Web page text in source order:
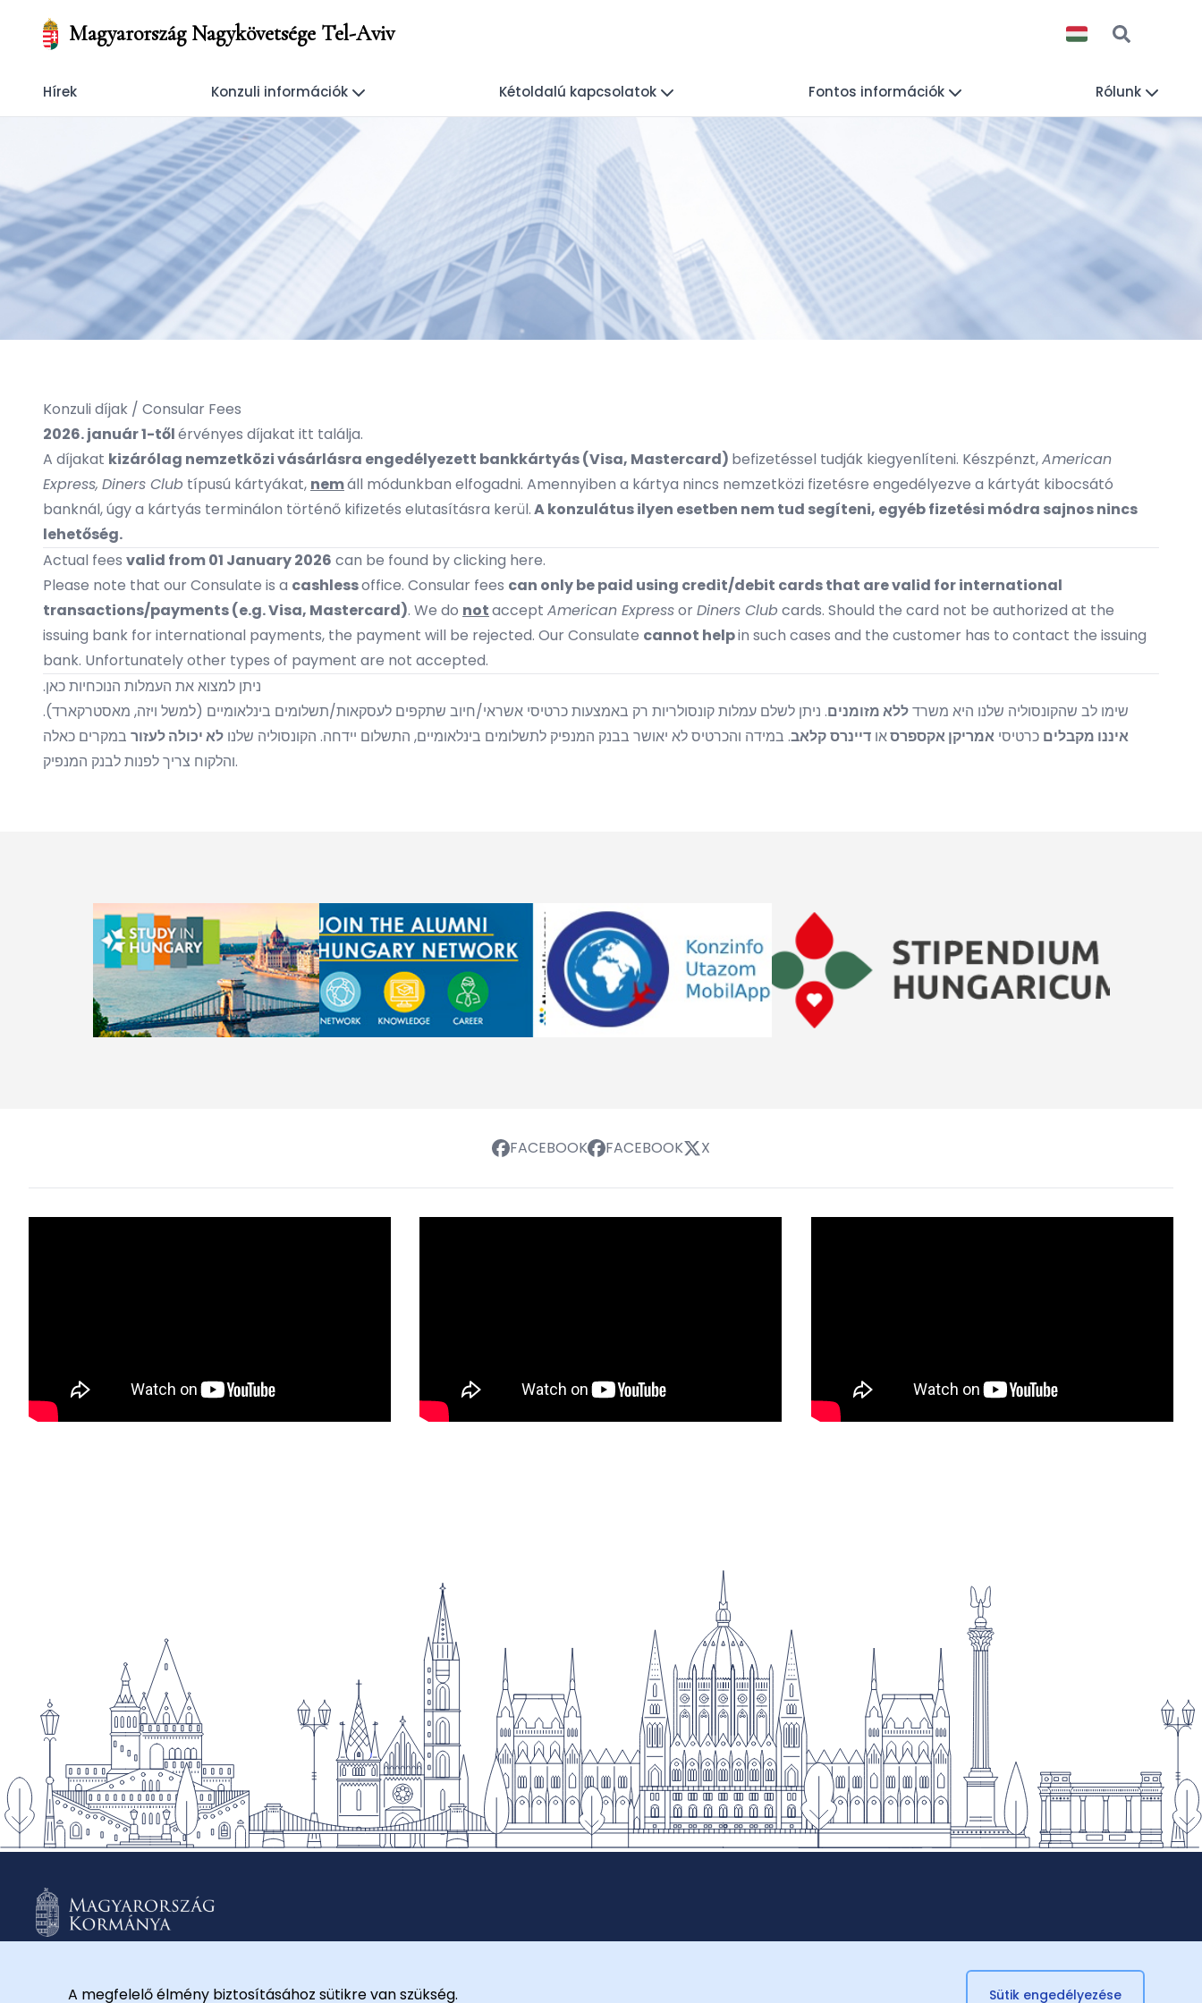
Magyarország Nagykövetsége Tel-Aviv
Hírek Konzuli információk Kétoldalú kapcsolatok Fontos információk Rólunk
Konzuli díjak / Consular Fees
2026. január 1-tőlérvényes díjakat itt találja.
A díjakat kizárólag nemzetközi vásárlásra engedélyezett bankkártyás (Visa, Mastercard) befizetéssel tudják kiegyenlíteni. Készpénzt,American
Express, Diners Club típusú kártyákat, nemáll módunkban elfogadni. Amennyiben a kártya nincs nemzetközi fizetésre engedélyezve a kártyát kibocsátó
banknál, úgy a kártyás terminálon történő kifizetés elutasításra kerül.A konzulátus ilyen esetben nem tud segíteni, egyéb fizetési módra sajnos nincs
lehetőség.
Actual fees valid from 01 January 2026 can be found byclicking here.
Please note that our Consulate is a cashlessoffice. Consular fees can only be paid using credit/debit cards that are valid for international
transactions/payments (e.g. Visa, Mastercard). We do notaccept American ExpressorDiners Club cards. Should the card not be authorized at the
issuing bank for international payments, the payment will be rejected. Our Consulate cannot helpin such cases and the customer has to contact the issuing
bank. Unfortunately other types of payment are not accepted.
.ניתן למצוא את העמלות הנוכחיותכאן
שימו לב שהקונסוליה שלנו היא משרדללא מזומנים. ניתן לשלם עמלות קונסולריות רק באמצעות כרטיסי אשראי/חיוב שתקפים לעסקאות/תשלומים בינלאומיים (למשל ויזה, מאסטרקארד).
איננו מקבלים כרטיסי אמריקן אקספרסאו דיינרסקלאב. במידה והכרטיס לא יאושר בבנק המנפיק לתשלומים בינלאומיים, התשלום יידחה. הקונסוליה שלנו לא יכולה לעזור במקרים כאלה
והלקוח צריך לפנות לבנק המנפיק.
FACEBOOK FACEBOOK X
A megfelelő élmény biztosításához sütikre van szükség. Sütik engedélyezése